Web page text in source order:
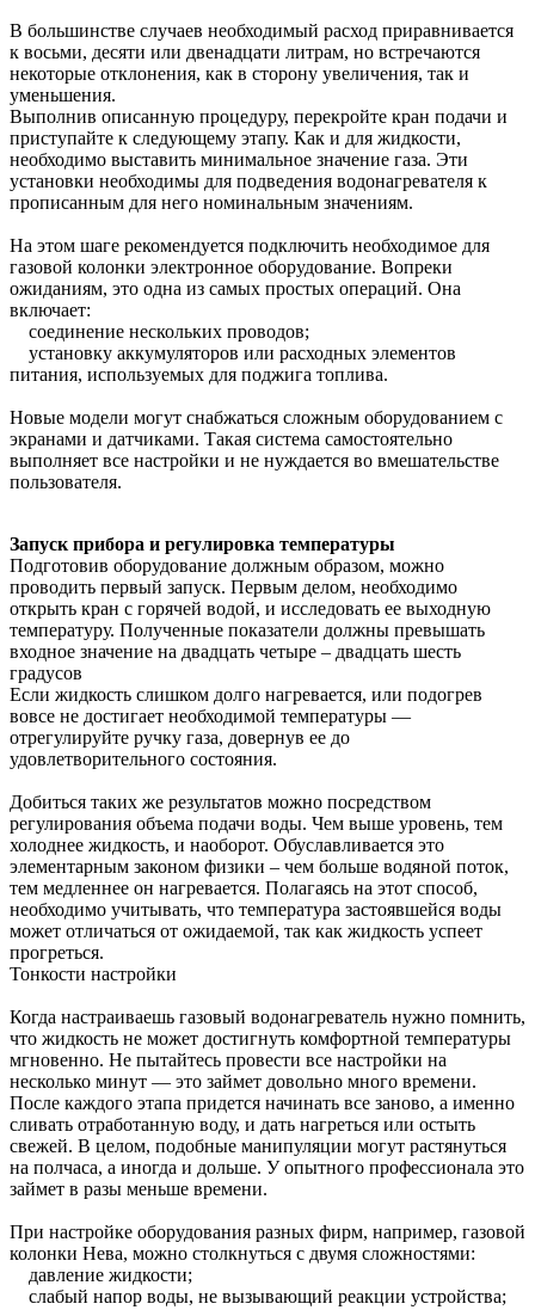
В большинстве случаев необходимый расход приравнивается
к восьми, десяти или двенадцати литрам, но встречаются
некоторые отклонения, как в сторону увеличения, так и
уменьшения.
Выполнив описанную процедуру, перекройте кран подачи и
приступайте к следующему этапу. Как и для жидкости,
необходимо выставить минимальное значение газа. Эти
установки необходимы для подведения водонагревателя к
прописанным для него номинальным значениям.
На этом шаге рекомендуется подключить необходимое для
газовой колонки электронное оборудование. Вопреки
ожиданиям, это одна из самых простых операций. Она
включает:
соединение нескольких проводов;
установку аккумуляторов или расходных элементов
питания, используемых для поджига топлива.
Новые модели могут снабжаться сложным оборудованием с
экранами и датчиками. Такая система самостоятельно
выполняет все настройки и не нуждается во вмешательстве
пользователя.
Запуск прибора и регулировка температуры
Подготовив оборудование должным образом, можно
проводить первый запуск. Первым делом, необходимо
открыть кран с горячей водой, и исследовать ее выходную
температуру. Полученные показатели должны превышать
входное значение на двадцать четыре – двадцать шесть
градусов
Если жидкость слишком долго нагревается, или подогрев
вовсе не достигает необходимой температуры —
отрегулируйте ручку газа, довернув ее до
удовлетворительного состояния.
Добиться таких же результатов можно посредством
регулирования объема подачи воды. Чем выше уровень, тем
холоднее жидкость, и наоборот. Обуславливается это
элементарным законом физики – чем больше водяной поток,
тем медленнее он нагревается. Полагаясь на этот способ,
необходимо учитывать, что температура застоявшейся воды
может отличаться от ожидаемой, так как жидкость успеет
прогреться.
Тонкости настройки
Когда настраиваешь газовый водонагреватель нужно помнить,
что жидкость не может достигнуть комфортной температуры
мгновенно. Не пытайтесь провести все настройки на
несколько минут — это займет довольно много времени.
После каждого этапа придется начинать все заново, а именно
сливать отработанную воду, и дать нагреться или остыть
свежей. В целом, подобные манипуляции могут растянуться
на полчаса, а иногда и дольше. У опытного профессионала это
займет в разы меньше времени.
При настройке оборудования разных фирм, например, газовой
колонки Нева, можно столкнуться с двумя сложностями:
давление жидкости;
слабый напор воды, не вызывающий реакции устройства;